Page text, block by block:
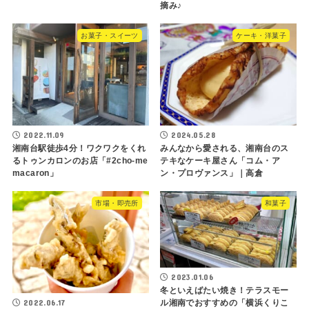
摘み♪
お菓子・スイーツ
2022.11.09
湘南台駅徒歩4分！ワクワクをくれ
るトゥンカロンのお店「#2cho-me
macaron」
ケーキ・洋菓子
2024.05.28
みんなから愛される、湘南台のス
テキなケーキ屋さん「コム・ア
ン・プロヴァンス」｜高倉
市場・即売所
2022.06.17
和菓子
2023.01.06
冬といえばたい焼き！テラスモー
ル湘南でおすすめの「横浜くりこ